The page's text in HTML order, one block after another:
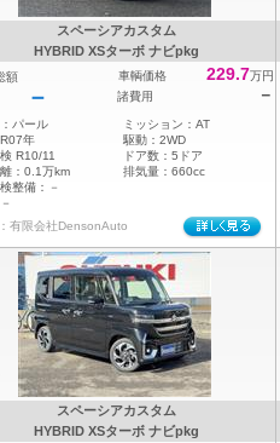
スペーシアカスタム
HYBRID XSターボ ナビpkg
額
－
車輌価格 229.7万円
諸費用
－
パール ミッション： AT
R07年 駆動： 2WD
検 R10/11 ドア数： 5ドア
： 0.1万km 排気量： 660cc
整備：
－
－
有限会社DensonAuto
スペーシアカスタム
HYBRID XSターボ ナビpkg